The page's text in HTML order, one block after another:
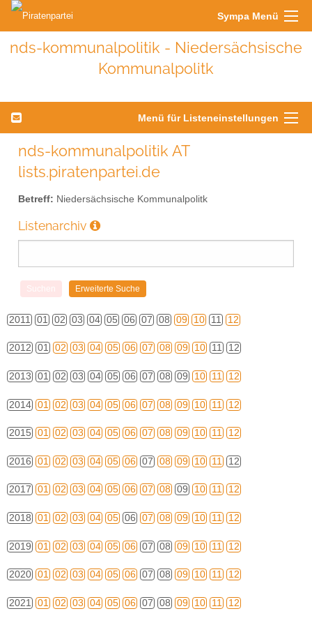
Sympa Menü
nds-kommunalpolitik - Niedersächsische
Kommunalpolitk
Menü für Listeneinstellungen
nds-kommunalpolitik AT
lists.piratenpartei.de
Betreff: Niedersächsische Kommunalpolitk
Listenarchiv
2011 01 02 03 04 05 06 07 08 09 10 11 12
2012 01 02 03 04 05 06 07 08 09 10 11 12
2013 01 02 03 04 05 06 07 08 09 10 11 12
2014 01 02 03 04 05 06 07 08 09 10 11 12
2015 01 02 03 04 05 06 07 08 09 10 11 12
2016 01 02 03 04 05 06 07 08 09 10 11 12
2017 01 02 03 04 05 06 07 08 09 10 11 12
2018 01 02 03 04 05 06 07 08 09 10 11 12
2019 01 02 03 04 05 06 07 08 09 10 11 12
2020 01 02 03 04 05 06 07 08 09 10 11 12
2021 01 02 03 04 05 06 07 08 09 10 11 12